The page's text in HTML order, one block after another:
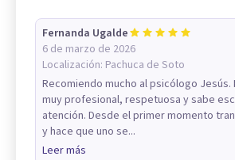
Fernanda Ugalde
6 de marzo de 2026
Localización: Pachuca de Soto
Recomiendo mucho al psicólogo Jesús.
muy profesional, respetuosa y sabe
atención. Desde el primer momento
y hace que uno se...
Leer más